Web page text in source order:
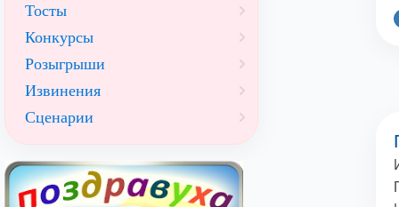
Тосты
Конкурсы
Розыгрыши
Извинения
Сценарии